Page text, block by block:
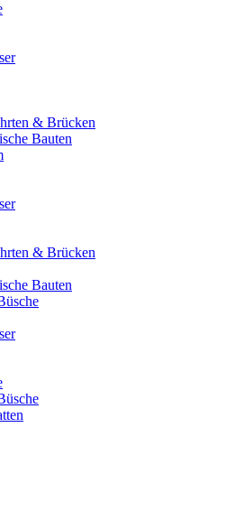
& Brücken
Bauten
& Brücken
Bauten